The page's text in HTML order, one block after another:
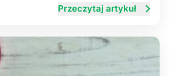
Przeczytaj artykuł